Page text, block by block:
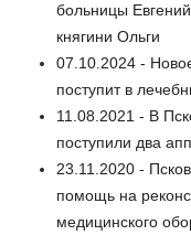
больницы
княгини Ольги
07.10.2024 -
поступит в
11.08.2021 - В
поступили два
23.11.2020 -
помощь на
медицинского